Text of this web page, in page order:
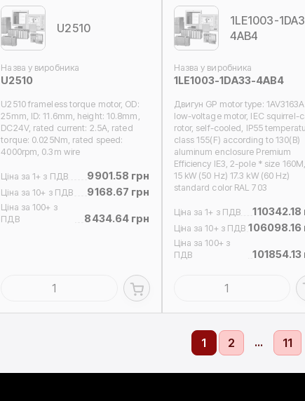
U2510
Назва у виробника
U2510
U2510 frameless torque motor, OD:
25mm, ID: 11.6mm, height: 10.8mm,
DC24V, rated current: 2.5A, rated
torque: 0.025Nm, rated speed:
4000rpm, 0.3m wire
Ціна за 1+ з ПДВ 9901.58 грн
Ціна за 10+ з ПДВ 9168.67 грн
Ціна за 100+ з
ПДВ
8434.64 грн
1LE1003-
4AB4
Назва у виробника
1LE1003-1DA33-4AB4
Двигун GP motor type: 1AV3163A
low-voltage motor, IEC squirrel-
rotor, self-cooled, IP55
class 155(F) according to 130(B)
aluminum enclosure Premium
Efficiency IE3, 2-pole * size
15 kW (50 Hz) 17.3 kW (60 Hz)
standard color RAL 703
Ціна за 1+ з ПДВ 110342.18
Ціна за 10+ з ПДВ 106098.16
Ціна за 100+ з
ПДВ
101854.13
1 2 ... 11